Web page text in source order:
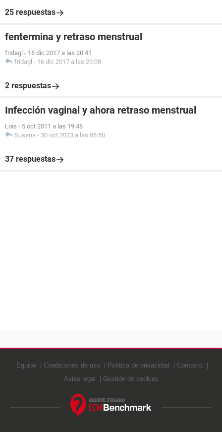
25 respuestas
fentermina y retraso menstrual
fridagl - 16 dic 2017 a las 20:41
fridagl - 16 dic 2017 a las 23:08
2 respuestas
Infección vaginal y ahora retraso menstrual
Lois - 5 oct 2011 a las 19:48
Susana - 30 oct 2023 a las 06:50
37 respuestas
Equipo Condiciones de uso Política de privacidad
Contacto
Aviso legal
Gestión de cookies